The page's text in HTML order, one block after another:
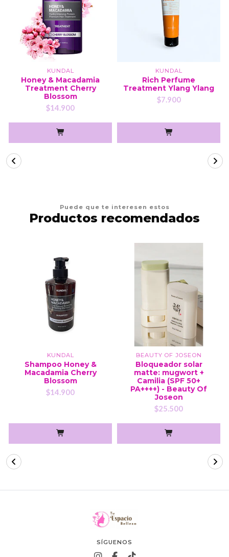
KUNDAL
Honey & Macadamia
Treatment Cherry
Blossom
$14.900
KUNDAL
Rich Perfume
Treatment Ylang Ylang
$7.900
Puede que te interesen estos
Productos recomendados
KUNDAL
Shampoo Honey &
Macadamia Cherry
Blossom
$14.900
BEAUTY OF JOSEON
Bloqueador solar
matte: mugwort +
Camilia (SPF 50+
PA++++) - Beauty Of
Joseon
$25.500
SÍGUENOS